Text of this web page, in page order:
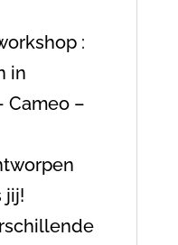
:
in
Cameo –
jij!